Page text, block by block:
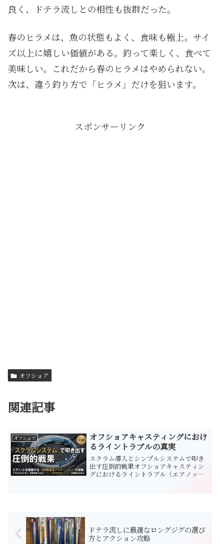
良く、ドテラ流しとの相性も抜群だった。
春のヒラメは、魚の状態もよく、食味も極上。サイ
ズ以上に嬉しい価値がある。釣って楽しく、食べて
美味しい。これだから春のヒラメはやめられない。
次は、違う釣り方で「ヒラメ」だけを狙います。
スポンサーリンク
オフショア
関連記事
オフショア
オフショアキャスティングにおけ
るライントラブルの真実
スクラム導入とシンプルシステムで叩き
出す圧倒的戦果オフショアキャスティン
グにおけるライントラブル（エアノッ
ドテラ流しに最適なロングジグの選び
方とアクション攻略